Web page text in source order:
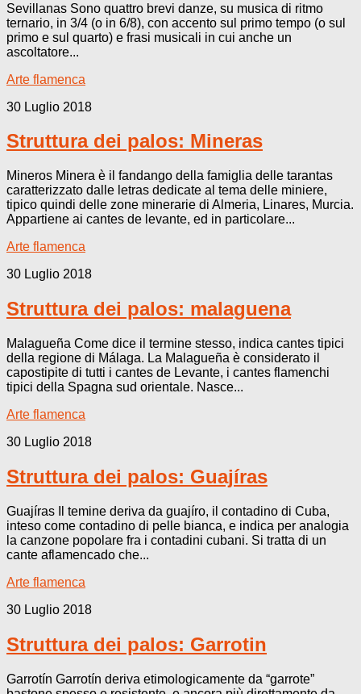
Sevillanas Sono quattro brevi danze, su musica di ritmo
ternario, in 3/4 (o in 6/8), con accento sul primo tempo (o sul
primo e sul quarto) e frasi musicali in cui anche un
ascoltatore...
Arte flamenca
30 Luglio 2018
Struttura dei palos: Mineras
Mineros Minera è il fandango della famiglia delle tarantas
caratterizzato dalle letras dedicate al tema delle miniere,
tipico quindi delle zone minerarie di Almeria, Linares, Murcia.
Appartiene ai cantes de levante, ed in particolare...
Arte flamenca
30 Luglio 2018
Struttura dei palos: malaguena
Malagueña Come dice il termine stesso, indica cantes tipici
della regione di Málaga. La Malagueña è considerato il
capostipite di tutti i cantes de Levante, i cantes flamenchi
tipici della Spagna sud orientale. Nasce...
Arte flamenca
30 Luglio 2018
Struttura dei palos: Guajíras
Guajíras Il temine deriva da guajíro, il contadino di Cuba,
inteso come contadino di pelle bianca, e indica per analogia
la canzone popolare fra i contadini cubani. Si tratta di un
cante aflamencado che...
Arte flamenca
30 Luglio 2018
Struttura dei palos: Garrotin
Garrotín Garrotín deriva etimologicamente da “garrote”